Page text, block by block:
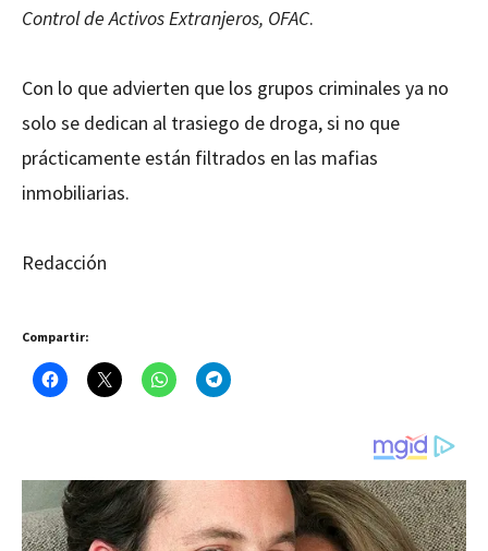
Control de Activos Extranjeros, OFAC.
Con lo que advierten que los grupos criminales ya no
solo se dedican al trasiego de droga, si no que
prácticamente están filtrados en las mafias
inmobiliarias.
Redacción
Compartir: